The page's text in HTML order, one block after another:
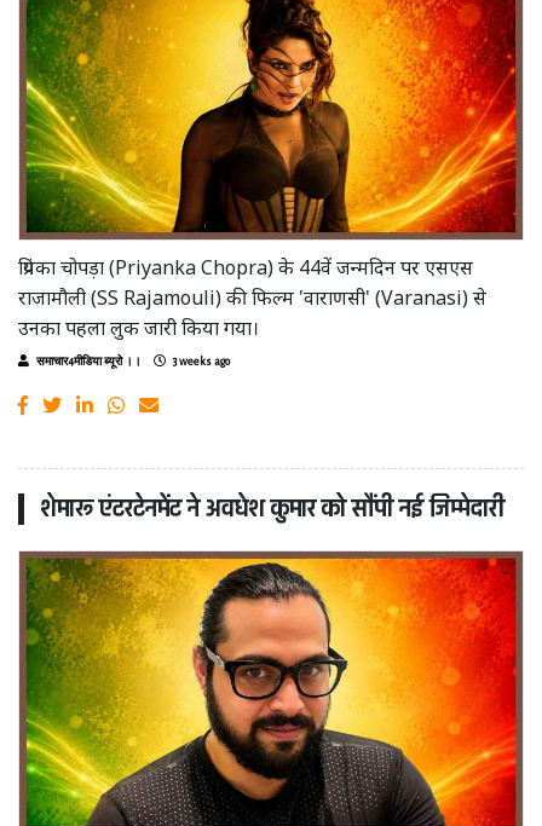
प्रियंका चोपड़ा (Priyanka Chopra) के 44वें जन्मदिन पर एसएस
राजामौली (SS Rajamouli) की फिल्म 'वाराणसी' (Varanasi) से
उनका पहला लुक जारी किया गया।
समाचार4मीडिया ब्यूरो ।। 3 weeks ago
शेमारू एंटरटेनमेंट ने अवधेश कुमार को सौंपी नई जिम्मेदारी